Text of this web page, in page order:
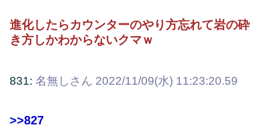
進化したらカウンターのやり方忘れて岩の砕
き方しかわからないクマｗ
831: 名無しさん 2022/11/09(水) 11:23:20.59
>>827